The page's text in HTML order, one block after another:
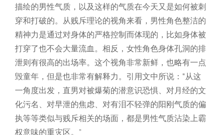
描绘的男性气质，以及这样的气质在今天又是如何被刺
穿和打破的。从贱斥理论的视角来看，男性角色整洁的
精神力是通过对身体的严格控制而体现的，比如身体被
打穿了也不会大量流血。相反，女性角色身体孔洞的排
泄则有很高的出场率。这个视角非常新鲜，也略有一点
毁童年，但是也非常有解释力。引用文中所说：“从这
一角度出发，直男对被爆菊的潜意识恐惧、对月经的文
化污名、对早泄的焦虑、对有泪不轻弹的阳刚气质的偏
执等等类似与贱斥相关的场面，都是男性气质沾染上霸
权意味的重灾区。”